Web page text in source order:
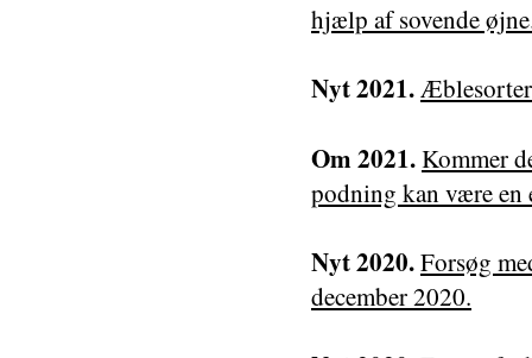
hjælp af sovende
Nyt 2021.
Om 2021.Kommer
podning kan være en
Nyt 2020.Forsøg
december 2020.